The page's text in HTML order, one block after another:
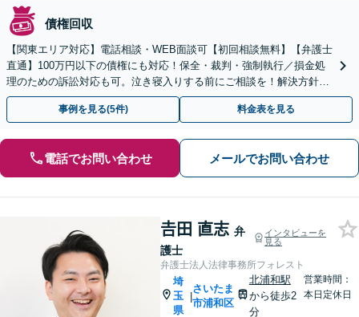
債権回収
【関東エリア対応】電話相談・WEB面談可【初回相談無料】【弁護士
直通】100万円以下の債権にも対応！保全・裁判・強制執行／損金処
理のための訴訟対応も可。泣き寝入りする前にご相談を！解決方針は
初回相談時にしっかりお伝え【請求された側にも対応】
事例を見る(5件) 料金表を見る
電話でお問い合わせ メールでお問い合わせ
𠮷田 直志 弁
護士
インタビューを
見る
弁護士法人法律事務所フォレスト
埼
玉
県
|
さいたま
市浦和区
北浦和駅
から徒歩2
分
営業時間：
本日定休日